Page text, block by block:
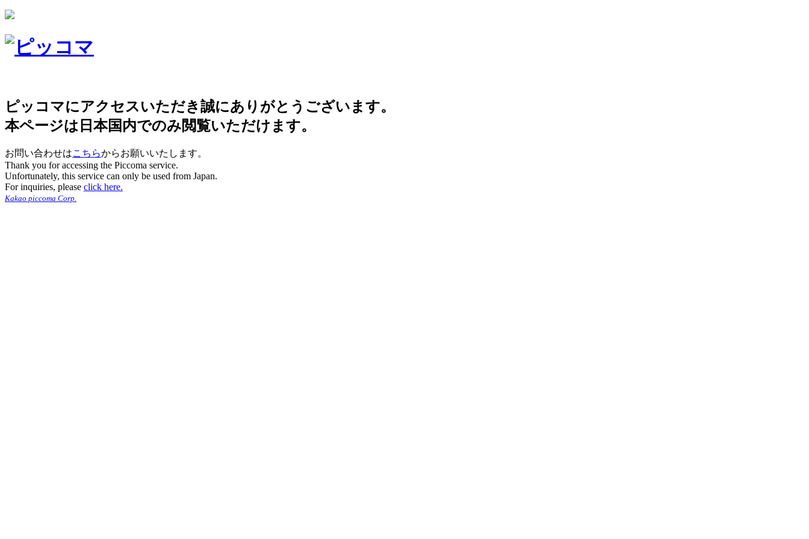
ピッコマにアクセスいただき誠にありがとうございます。
本ページは日本国内でのみ閲覧いただけます。
お問い合わせはこちらからお願いいたします。
Thank you for accessing the Piccoma service.
Unfortunately, this service can only be used from Japan.
For inquiries, please click here.
Kakao piccoma Corp.